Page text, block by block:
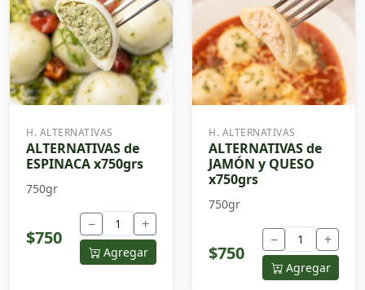
H. ALTERNATIVAS
ALTERNATIVAS de
ESPINACA x750grs
750gr
$750
− +
Agregar
H. ALTERNATIVAS
ALTERNATIVAS de
JAMÓN y QUESO
x750grs
750gr
$750
− +
Agregar